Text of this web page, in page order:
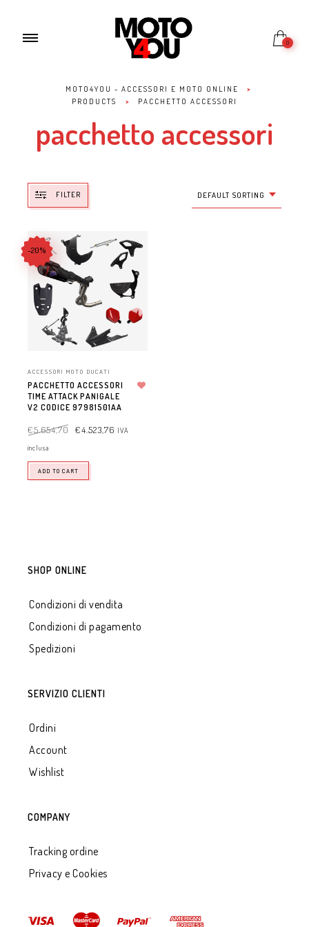
0
MOTO4YOU - ACCESSORI E MOTO ONLINE
>
PRODUCTS
> PACCHETTO ACCESSORI
pacchetto accessori
FILTER DEFAULT SORTING
-20%
ACCESSORI MOTO DUCATI
PACCHETTO ACCESSORI
TIME ATTACK PANIGALE
V2 CODICE 97981501AA
€5.654,70 €4.523,76 IVA
inclusa
ADD TO CART
SHOP ONLINE
Condizioni di vendita
Condizioni di pagamento
Spedizioni
SERVIZIO CLIENTI
Ordini
Account
Wishlist
COMPANY
Tracking ordine
Privacy e Cookies